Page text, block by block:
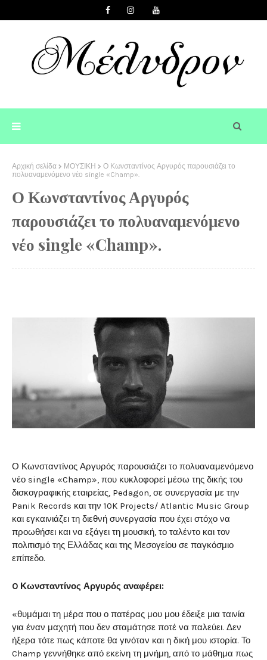
Αρχική σελίδα ΜΟΥΣΙΚΗ
Ο Κωνσταντίνος Αργυρός παρουσιάζει το
πολυαναμενόμενο νέο single «Champ».
Ο Κωνσταντίνος Αργυρός
παρουσιάζει το πολυαναμενόμενο
νέο single «Champ».
Ο Κωνσταντίνος Αργυρός παρουσιάζει το πολυαναμενόμενο
νέο single «Champ», που κυκλοφορεί μέσω της δικής του
δισκογραφικής εταιρείας, Pedagon, σε συνεργασία με την
Panik Records και την 10K Projects/ Atlantic Music Group
και εγκαινιάζει τη διεθνή συνεργασία που έχει στόχο να
προωθήσει και να εξάγει τη μουσική, το ταλέντο και τον
πολιτισμό της Ελλάδας και της Μεσογείου σε παγκόσμιο
επίπεδο.
O Κωνσταντίνος Αργυρός αναφέρει:
«θυμάμαι τη μέρα που ο πατέρας μου μου έδειξε μια ταινία
για έναν μαχητή που δεν σταμάτησε ποτέ να παλεύει. Δεν
ήξερα τότε πως κάποτε θα γινόταν και η δική μου ιστορία. Το
Champ γεννήθηκε από εκείνη τη μνήμη, από το μάθημα πως